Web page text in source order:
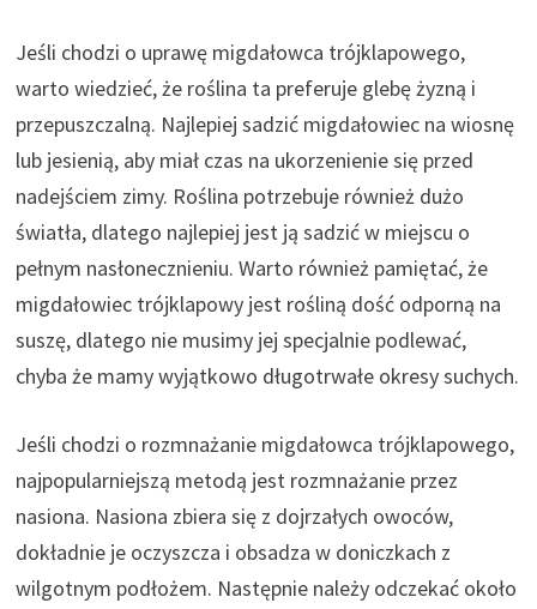
Jeśli chodzi o uprawę migdałowca trójklapowego,
warto wiedzieć, że roślina ta preferuje glebę żyzną i
przepuszczalną. Najlepiej sadzić migdałowiec na wiosnę
lub jesienią, aby miał czas na ukorzenienie się przed
nadejściem zimy. Roślina potrzebuje również dużo
światła, dlatego najlepiej jest ją sadzić w miejscu o
pełnym nasłonecznieniu. Warto również pamiętać, że
migdałowiec trójklapowy jest rośliną dość odporną na
suszę, dlatego nie musimy jej specjalnie podlewać,
chyba że mamy wyjątkowo długotrwałe okresy suchych.
Jeśli chodzi o rozmnażanie migdałowca trójklapowego,
najpopularniejszą metodą jest rozmnażanie przez
nasiona. Nasiona zbiera się z dojrzałych owoców,
dokładnie je oczyszcza i obsadza w doniczkach z
wilgotnym podłożem. Następnie należy odczekać około